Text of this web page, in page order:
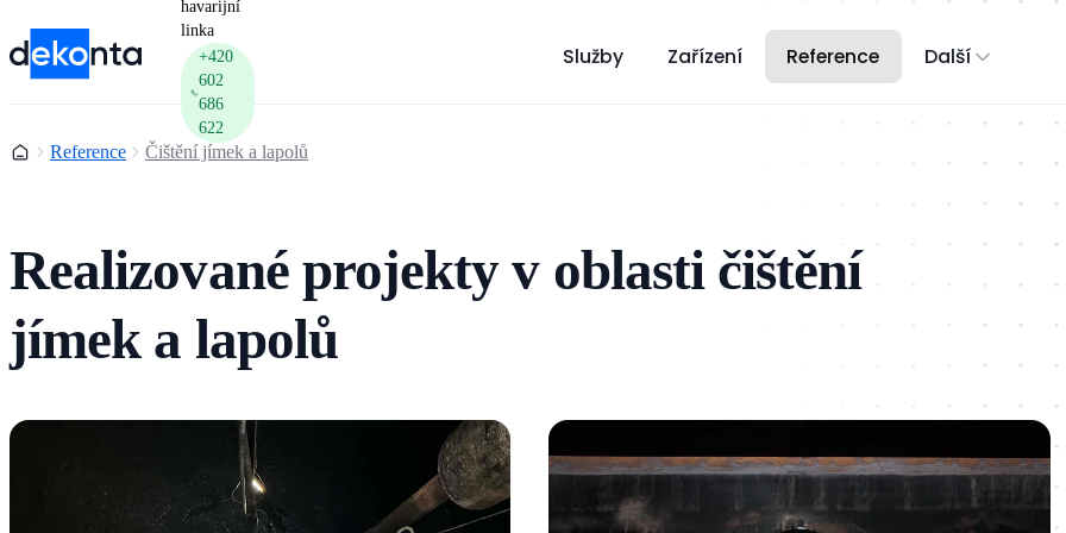
havarijní
linka
+420
602
686
622
Služby Zařízení Reference Další
DomůReference Čištění jímek a lapolů
Realizované projekty v oblasti čištění
jímek a lapolů